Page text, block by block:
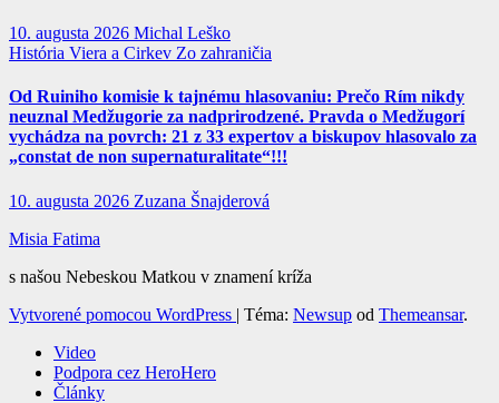
10. augusta 2026 Michal Leško
História Viera a Cirkev Zo zahraničia
Od Ruiniho komisie k tajnému hlasovaniu: Prečo Rím nikdy
neuznal Medžugorie za nadprirodzené. Pravda o Medžugorí
vychádza na povrch: 21 z 33 expertov a biskupov hlasovalo za
„constat de non supernaturalitate“!!!
10. augusta 2026 Zuzana Šnajderová
Misia Fatima
s našou Nebeskou Matkou v znamení kríža
Vytvorené pomocou WordPress | Téma: Newsup od Themeansar.
Video
Podpora cez HeroHero
Články